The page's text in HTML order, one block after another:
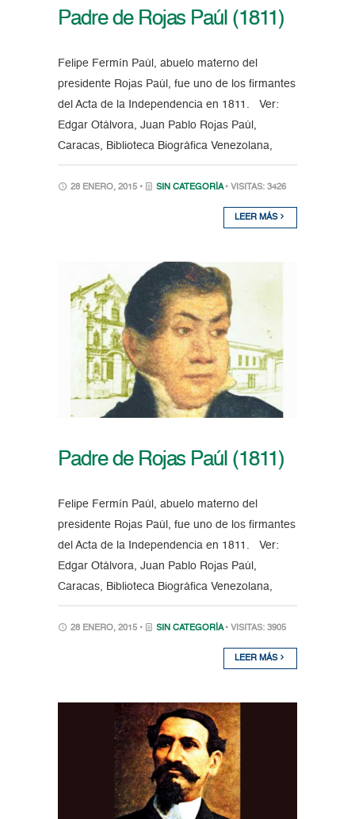
Padre de Rojas Paúl (1811)
Felipe Fermín Paúl, abuelo materno del
presidente Rojas Paúl, fue uno de los firmantes
del Acta de la Independencia en 1811. Ver:
Edgar Otálvora, Juan Pablo Rojas Paúl,
Caracas, Biblioteca Biográfica Venezolana,
28 ENERO, 2015 • SIN CATEGORÍA • VISITAS: 3426
LEER MÁS
Padre de Rojas Paúl (1811)
Felipe Fermín Paúl, abuelo materno del
presidente Rojas Paúl, fue uno de los firmantes
del Acta de la Independencia en 1811. Ver:
Edgar Otálvora, Juan Pablo Rojas Paúl,
Caracas, Biblioteca Biográfica Venezolana,
28 ENERO, 2015 • SIN CATEGORÍA • VISITAS: 3905
LEER MÁS